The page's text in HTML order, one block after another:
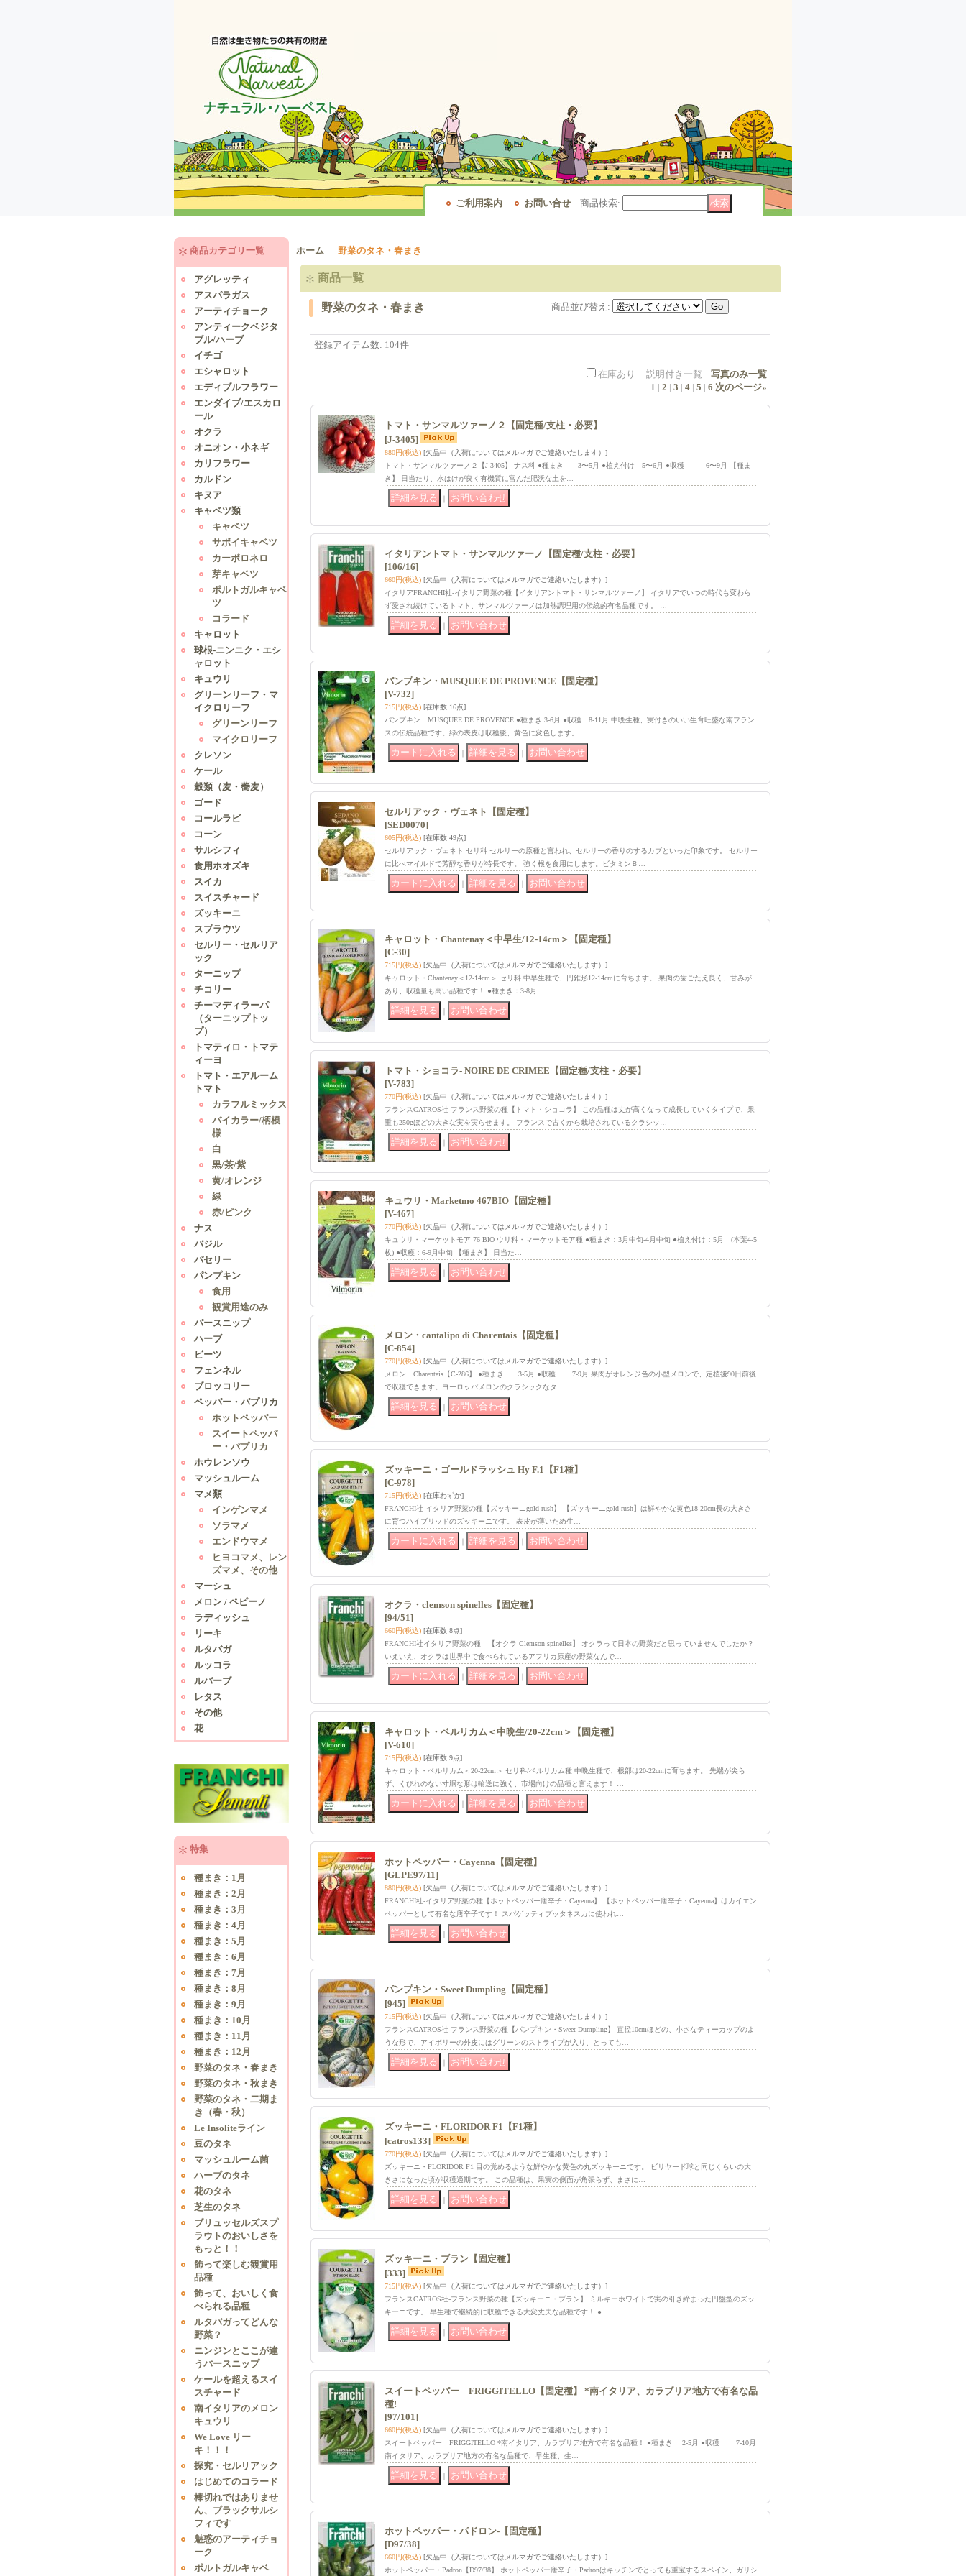
ご利用案内 ｜ お問い合せ 商品検索:
商品カテゴリ一覧
アグレッティ
アスパラガス
アーティチョーク
アンティークベジタ
ブル/ハーブ
イチゴ
エシャロット
エディブルフラワー
エンダイブ/エスカロ
ール
オクラ
オニオン・小ネギ
カリフラワー
カルドン
キヌア
キャベツ類
キャベツ
サボイキャベツ
カーボロネロ
芽キャベツ
ポルトガルキャベ
ツ
コラード
キャロット
球根-ニンニク・エシ
ャロット
キュウリ
グリーンリーフ・マ
イクロリーフ
グリーンリーフ
マイクロリーフ
クレソン
ケール
穀類（麦・蕎麦）
ゴード
コールラビ
コーン
サルシフィ
食用ホオズキ
スイカ
スイスチャード
ズッキーニ
スプラウツ
セルリー・セルリア
ック
ターニップ
チコリー
チーマディラーパ
（ターニップトッ
プ）
トマティロ・トマテ
ィーヨ
トマト・エアルーム
トマト
カラフルミックス
バイカラー/柄模
様
白
黒/茶/紫
黄/オレンジ
緑
赤/ピンク
ナス
バジル
パセリー
パンプキン
食用
観賞用途のみ
パースニップ
ハーブ
ビーツ
フェンネル
ブロッコリー
ペッパー・パプリカ
ホットペッパー
スイートペッパ
ー・パプリカ
ホウレンソウ
マッシュルーム
マメ類
インゲンマメ
ソラマメ
エンドウマメ
ヒヨコマメ、レン
ズマメ、その他
マーシュ
メロン / ペピーノ
ラディッシュ
リーキ
ルタバガ
ルッコラ
ルバーブ
レタス
その他
花
特集
種まき：1月
種まき：2月
種まき：3月
種まき：4月
種まき：5月
種まき：6月
種まき：7月
種まき：8月
種まき：9月
種まき：10月
種まき：11月
種まき：12月
野菜のタネ・春まき
野菜のタネ・秋まき
野菜のタネ・二期ま
き（春・秋）
Le Insoliteライン
豆のタネ
マッシュルーム菌
ハーブのタネ
花のタネ
芝生のタネ
ブリュッセルズスプ
ラウトのおいしさを
もっと！！
飾って楽しむ観賞用
品種
飾って、おいしく食
べられる品種
ルタバガってどんな
野菜？
ニンジンとここが違
うパースニップ
ケールを超えるスイ
スチャード
南イタリアのメロン
キュウリ
We Love リー
キ！！！
探究・セルリアック
はじめてのコラード
棒切れではありませ
ん、ブラックサルシ
フィです
魅惑のアーティチョ
ーク
ポルトガルキャベ
ホーム 野菜のタネ・春まき
商品一覧
野菜のタネ・春まき 商品並び替え :
登録アイテム数: 104件
在庫あり 説明付き一覧 写真のみ一覧
1 | 2 | 3 | 4 | 5 | 6 次のページ»
トマト・サンマルツァーノ２【固定種/支柱・必要】
[J-3405]
880円(税込) [欠品中（入荷についてはメルマガでご連絡いたします）]
トマト・サンマルツァーノ２【J-3405】 ナス科 ●種まき 3〜5月 ●植え付け 5〜6月 ●収穫 6〜9月 【種ま
き】 日当たり、水はけが良く有機質に富んだ肥沃な土を…
イタリアントマト・サンマルツァーノ【固定種/支柱・必要】
[106/16]
660円(税込) [欠品中（入荷についてはメルマガでご連絡いたします）]
イタリアFRANCHI社-イタリア野菜の種【イタリアントマト・サンマルツァーノ】 イタリアでいつの時代も変わら
ず愛され続けているトマト、サンマルツァーノは加熱調理用の伝統的有名品種です。 …
パンプキン・MUSQUEE DE PROVENCE【固定種】
[V-732]
715円(税込) [在庫数 16点]
パンプキン MUSQUEE DE PROVENCE ●種まき 3-6月 ●収穫 8-11月 中晩生種、実付きのいい生育旺盛な南フラン
スの伝統品種です。緑の表皮は収穫後、黄色に変色します。…
セルリアック・ヴェネト【固定種】
[SED0070]
605円(税込) [在庫数 49点]
セルリアック・ヴェネト セリ科 セルリーの原種と言われ、セルリーの香りのするカブといった印象です。 セルリー
に比べマイルドで芳醇な香りが特長です。 強く根を食用にします。ビタミンＢ…
キャロット・Chantenay＜中早生/12-14cm＞【固定種】
[C-30]
715円(税込) [欠品中（入荷についてはメルマガでご連絡いたします）]
キャロット・Chantenay＜12-14cm＞ セリ科 中早生種で、円錐形12-14cmに育ちます。 果肉の歯ごたえ良く、甘みが
あり、収穫量も高い品種です！ ●種まき：3-8月 …
トマト・ショコラ- NOIRE DE CRIMEE【固定種/支柱・必要】
[V-783]
770円(税込) [欠品中（入荷についてはメルマガでご連絡いたします）]
フランスCATROS社-フランス野菜の種【トマト・ショコラ】 この品種は丈が高くなって成長していくタイプで、果
重も250gほどの大きな実を実らせます。 フランスで古くから栽培されているクラシッ…
キュウリ・Marketmo 467BIO【固定種】
[V-467]
770円(税込) [欠品中（入荷についてはメルマガでご連絡いたします）]
キュウリ・マーケットモア 76 BIO ウリ科・マーケットモア種 ●種まき：3月中旬-4月中旬 ●植え付け：5月 (本葉4-5
枚) ●収穫：6-9月中旬 【種まき】 日当た…
メロン・cantalipo di Charentais【固定種】
[C-854]
770円(税込) [欠品中（入荷についてはメルマガでご連絡いたします）]
メロン Charentais【C-286】 ●種まき 3-5月 ●収穫 7-9月 果肉がオレンジ色の小型メロンで、定植後90日前後
で収穫できます。ヨーロッパメロンのクラシックなタ…
ズッキーニ・ゴールドラッシュ Hy F.1【F1種】
[C-978]
715円(税込) [在庫わずか]
FRANCHI社-イタリア野菜の種【ズッキーニgold rush】 【ズッキーニgold rush】は鮮やかな黄色18-20cm長の大きさ
に育つハイブリッドのズッキーニです。 表皮が薄いため生…
オクラ・clemson spinelles【固定種】
[94/51]
660円(税込) [在庫数 8点]
FRANCHI社イタリア野菜の種 【オクラ Clemson spinelles】 オクラって日本の野菜だと思っていませんでしたか？
いえいえ、オクラは世界中で食べられているアフリカ原産の野菜なんで…
キャロット・ベルリカム＜中晩生/20-22cm＞【固定種】
[V-610]
715円(税込) [在庫数 9点]
キャロット・ベルリカム＜20-22cm＞ セリ科/ベルリカム種 中晩生種で、根部は20-22cmに育ちます。 先端が尖ら
ず、くびれのない寸胴な形は輸送に強く、市場向けの品種と言えます！ …
ホットペッパー・Cayenna【固定種】
[GLPE97/11]
880円(税込) [欠品中（入荷についてはメルマガでご連絡いたします）]
FRANCHI社-イタリア野菜の種【ホットペッパー唐辛子・Cayenna】 【ホットペッパー唐辛子・Cayenna】はカイエン
ペッパーとして有名な唐辛子です！ スパゲッティプッタネスカに使われ…
パンプキン・Sweet Dumpling【固定種】
[945]
715円(税込) [欠品中（入荷についてはメルマガでご連絡いたします）]
フランスCATROS社-フランス野菜の種【パンプキン・Sweet Dumpling】 直径10cmほどの、小さなティーカップのよ
うな形で、アイボリーの外皮にはグリーンのストライプが入り、とっても…
ズッキーニ・FLORIDOR F1【F1種】
[catros133]
770円(税込) [欠品中（入荷についてはメルマガでご連絡いたします）]
ズッキーニ・FLORIDOR F1 目の覚めるような鮮やかな黄色の丸ズッキーニです。 ビリヤード球と同じくらいの大
きさになった頃が収穫適期です。 この品種は、果実の側面が角張らず、まさに…
ズッキーニ・ブラン【固定種】
[333]
715円(税込) [欠品中（入荷についてはメルマガでご連絡いたします）]
フランスCATROS社-フランス野菜の種【ズッキーニ・ブラン】 ミルキーホワイトで実の引き締まった円盤型のズッ
キーニです。 早生種で継続的に収穫できる大変丈夫な品種です！ ●…
スイートペッパー FRIGGITELLO【固定種】 *南イタリア、カラブリア地方で有名な品
種!
[97/101]
660円(税込) [欠品中（入荷についてはメルマガでご連絡いたします）]
スイートペッパー FRIGGITELLO *南イタリア、カラブリア地方で有名な品種！ ●種まき 2-5月 ●収穫 7-10月
南イタリア、カラブリア地方の有名な品種で、早生種、生…
ホットペッパー・パドロン-【固定種】
[D97/38]
660円(税込) [欠品中（入荷についてはメルマガでご連絡いたします）]
ホットペッパー・Padron【D97/38】 ホットペッパー唐辛子・Padronはキッチンでとっても重宝するスペイン、ガリシ